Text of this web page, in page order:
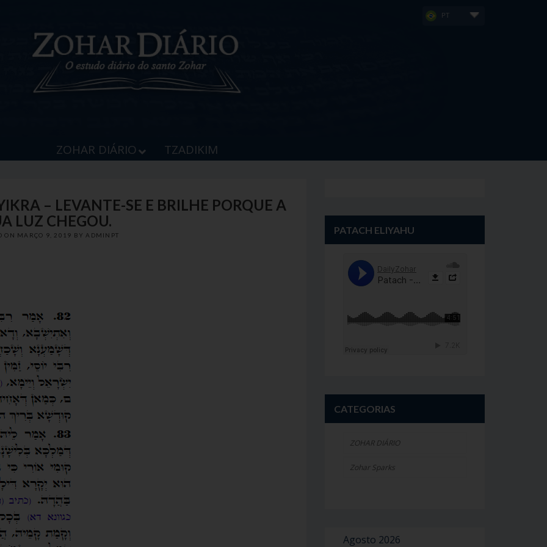
PT
ZOHAR DIÁRIO TZADIKIM
– LEVANTE-SE E BRILHE PORQUE A
LUZ CHEGOU.
ON MARÇO 9, 2019 BY ADMINPT PATACH ELIYAHU
CATEGORIAS
ZOHAR DIÁRIO
Zohar Sparks
Agosto 2026